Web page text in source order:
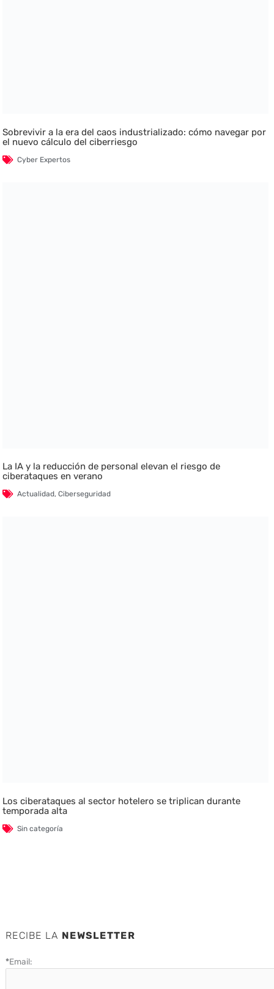
Sobrevivir a la era del caos industrializado: cómo navegar por
el nuevo cálculo del ciberriesgo
Cyber Expertos
La IA y la reducción de personal elevan el riesgo de
ciberataques en verano
Actualidad,Ciberseguridad
Los ciberataques al sector hotelero se triplican durante
temporada alta
Sin categoría
RECIBE LA NEWSLETTER
*Email: